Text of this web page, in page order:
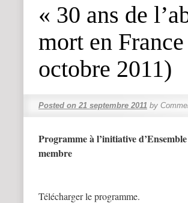
« 30 ans de
mort en
octobre 2011)
Posted on 21 septembre 2011 by
Programme à l’initiative
membre
Télécharger le programme.